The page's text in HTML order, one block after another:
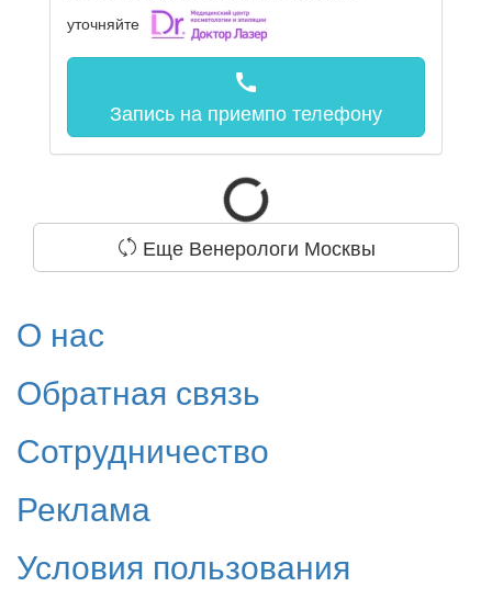
уточняйте
call
Запись на приемпо телефону
Еще Венерологи Москвы
О нас
Обратная связь
Сотрудничество
Реклама
Условия пользования